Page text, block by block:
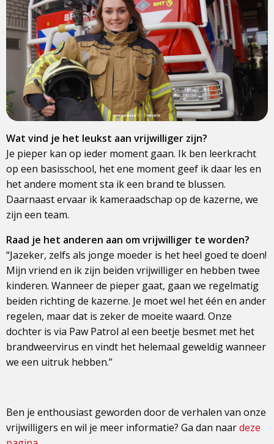
Wat vind je het leukst aan vrijwilliger zijn?
Je pieper kan op ieder moment gaan. Ik ben leerkracht
op een basisschool, het ene moment geef ik daar les en
het andere moment sta ik een brand te blussen.
Daarnaast ervaar ik kameraadschap op de kazerne, we
zijn een team.
Raad je het anderen aan om vrijwilliger te worden?
“Jazeker, zelfs als jonge moeder is het heel goed te doen!
Mijn vriend en ik zijn beiden vrijwilliger en hebben twee
kinderen. Wanneer de pieper gaat, gaan we regelmatig
beiden richting de kazerne. Je moet wel het één en ander
regelen, maar dat is zeker de moeite waard. Onze
dochter is via Paw Patrol al een beetje besmet met het
brandweervirus en vindt het helemaal geweldig wanneer
we een uitruk hebben.”
Ben je enthousiast geworden door de verhalen van onze
vrijwilligers en wil je meer informatie? Ga dan naardeze